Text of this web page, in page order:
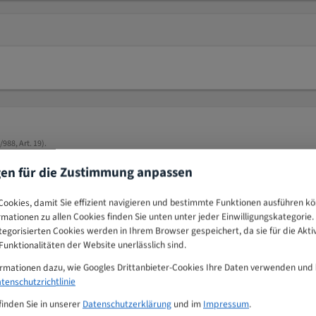
Art. 19).
Handhabung, Transport und Lagerung nur mit geeigneten
und vom Netz getrennter Maschine durchführen.
für die Zustimmung anpassen
damit Sie effizient navigieren und bestimmte Funktionen ausführen
zu allen Cookies finden Sie unten unter jeder Einwilligungskategorie.
Cookies werden in Ihrem Browser gespeichert, da sie für die
der Website unerlässlich sind.
dazu, wie Googles Drittanbieter-Cookies Ihre Daten verwenden und
Sie in unserer Datenschutzerklärung und im Impressum.